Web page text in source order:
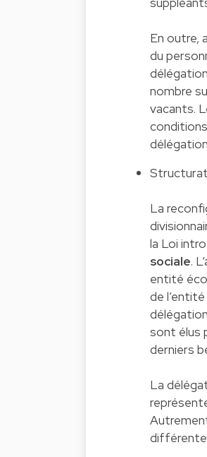
En outre,
du
nombre
vacants.
La
la Loi
sociale.
entité
de
sont élus
derniers
La